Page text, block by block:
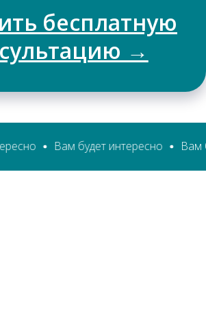
бесплатную
→
Вам будет интересно Вам будет